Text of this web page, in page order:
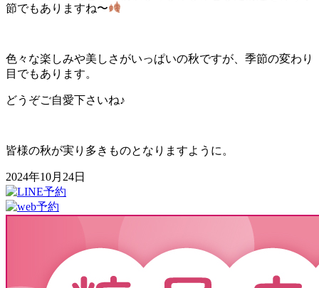
節でもありますね〜
色々な楽しみや美しさがいっぱいの秋ですが、季節の変わり
目でもあります。
どうぞご自愛下さいね♪
皆様の秋が実り多きものとなりますように。
2024年10月24日